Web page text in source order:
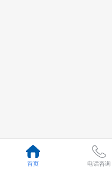
首页 电话咨询